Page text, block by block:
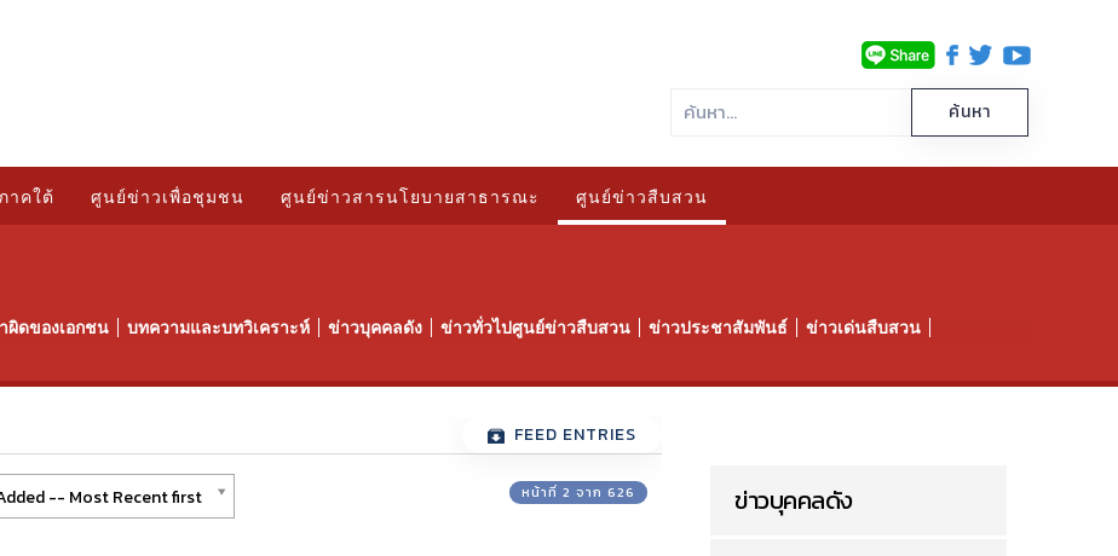
าคใต้ ศูนย์ข่าวเพื่อชุมชน ศูนย์ข่าวสารนโยบายสาธารณะ ศูนย์ข่าวสืบสวน
ผิดของเอกชน บทความและบทวิเคราะห์ ข่าวบุคคลดัง ข่าวทั่วไปศูนย์ข่าวสืบสวน ข่าวประชาสัมพันธ์
ข่าวเด่นสืบสวน
FEED ENTRIES
-- Most Recent first หน้าที่ 2 จาก 626 ข่าวบุคคลดัง